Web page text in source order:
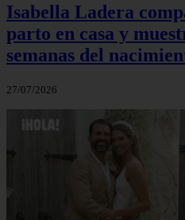
Isabella Ladera
parto en casa y
semanas del
27/07/2026